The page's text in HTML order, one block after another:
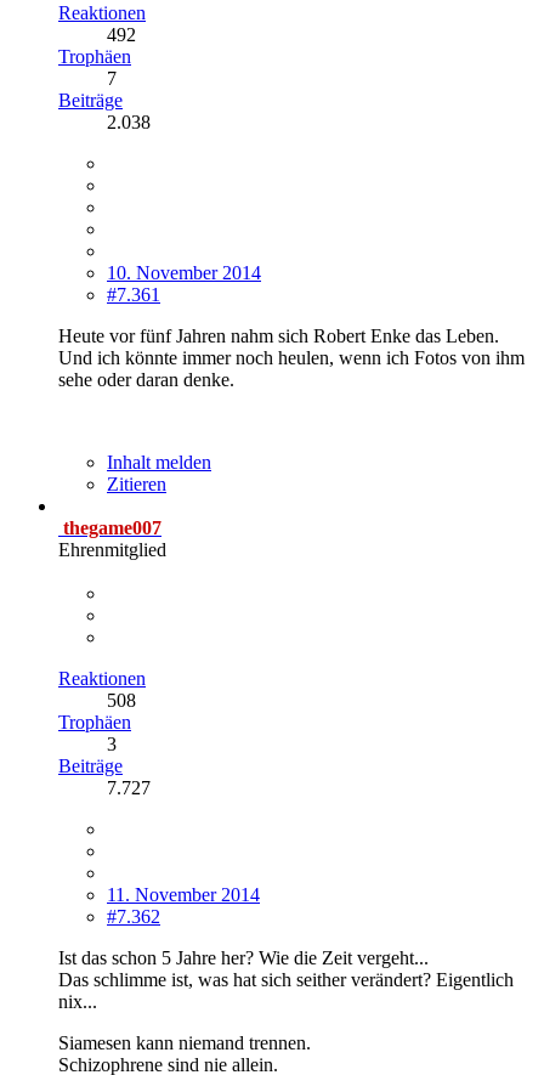
Reaktionen
492
Trophäen
7
Beiträge
2.038
10. November 2014
#7.361
Heute vor fünf Jahren nahm sich Robert Enke das Leben.
Und ich könnte immer noch heulen, wenn ich Fotos von ihm
sehe oder daran denke.
Inhalt melden
Zitieren
thegame007
Ehrenmitglied
Reaktionen
508
Trophäen
3
Beiträge
7.727
11. November 2014
#7.362
Ist das schon 5 Jahre her? Wie die Zeit vergeht...
Das schlimme ist, was hat sich seither verändert? Eigentlich
nix...
Siamesen kann niemand trennen.
Schizophrene sind nie allein.